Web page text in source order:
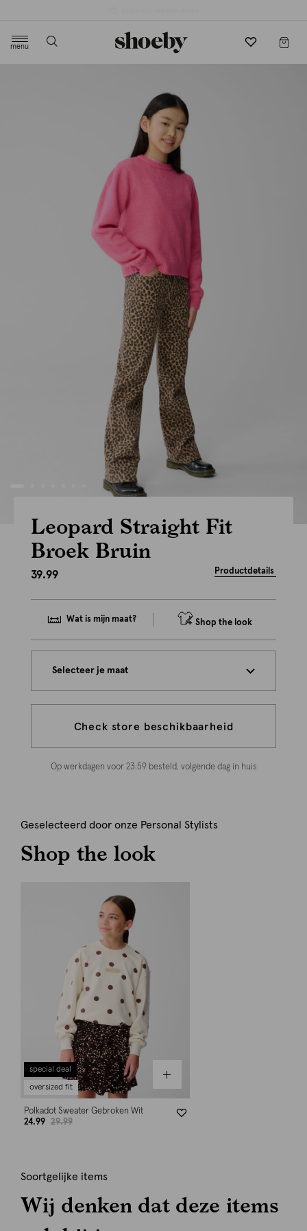
menu
Leopard Straight Fit
Broek Bruin
39.99 Productdetails
Wat is mijn maat? Shop the look
Selecteer je maat
Check store beschikbaarheid
Op werkdagen voor 23:59 besteld, volgende dag in huis
Geselecteerd door onze Personal Stylists
Shop the look
special deal
oversized fit
Polkadot Sweater Gebroken Wit
24.99
29.99
Soortgelijke items
Wij denken dat deze items